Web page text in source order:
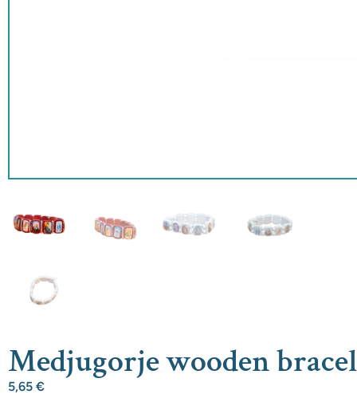
Medjugorje wooden
5,65 €